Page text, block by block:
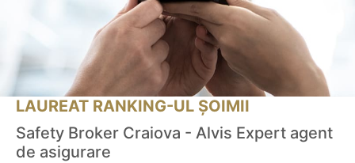
LAUREAT RANKING-UL ȘOIMII
Safety Broker Craiova - Alvis Expert agent
de asigurare